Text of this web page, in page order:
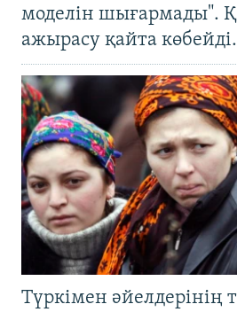
моделін шығармады".
ажырасу қайта
Түркімен әйелдерінің